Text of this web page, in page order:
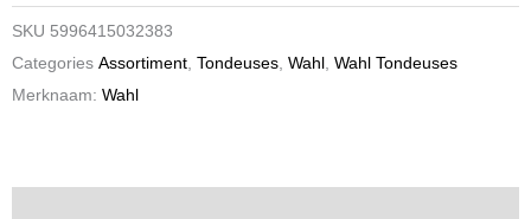
Tondeuse
hoeveelheid
SKU 5996415032383
Categories Assortiment, Tondeuses, Wahl, Wahl Tondeuses
Merknaam: Wahl